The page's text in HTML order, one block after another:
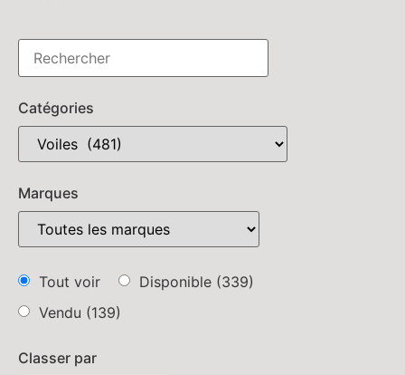
Catégories
Marques
Tout voir Disponible (339)
Vendu (139)
Classer par